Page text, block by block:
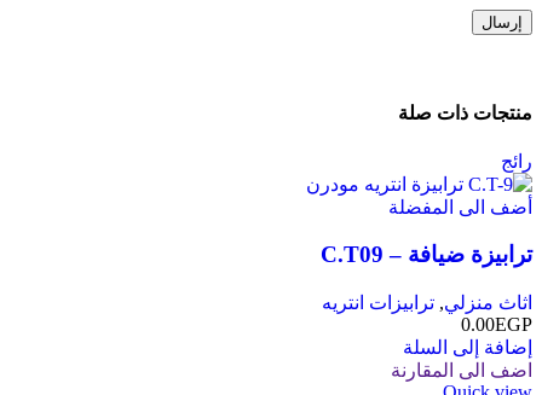
منتجات ذات صلة
رائج
أضف الى المفضلة
ترابيزة ضيافة – C.T09
اثاث منزلي, ترابيزات انتريه
0.00EGP
إضافة إلى السلة
اضف الى المقارنة